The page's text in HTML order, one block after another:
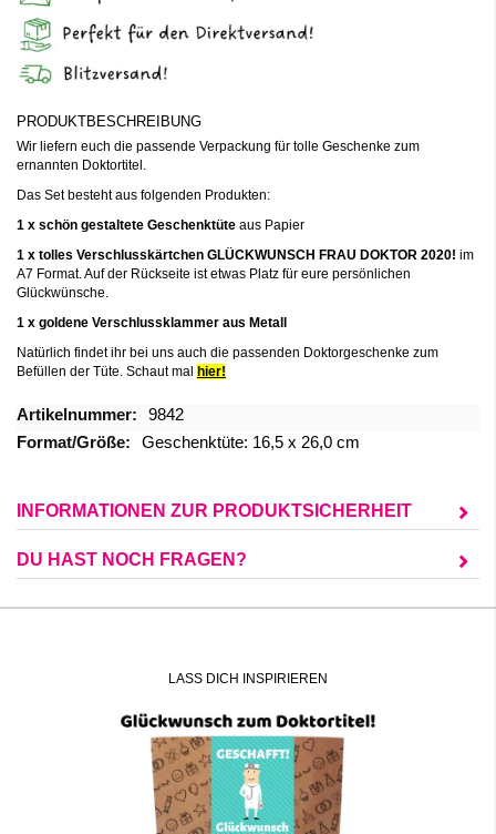
PRODUKTBESCHREIBUNG
Wir liefern euch die passende Verpackung für tolle Geschenke zum
ernannten Doktortitel.
Das Set besteht aus folgenden Produkten:
1 x schön gestaltete Geschenktüte aus Papier
1 x tolles Verschlusskärtchen GLÜCKWUNSCH FRAU DOKTOR 2020! im
A7 Format. Auf der Rückseite ist etwas Platz für eure persönlichen
Glückwünsche.
1 x goldene Verschlussklammer aus Metall
Natürlich findet ihr bei uns auch die passenden Doktorgeschenke zum
Befüllen der Tüte. Schaut mal hier!
Mehr
Informationen
9842
Geschenktüte: 16,5 x 26,0 cm
INFORMATIONEN ZUR PRODUKTSICHERHEIT
DU HAST NOCH FRAGEN?
LASS DICH INSPIRIEREN